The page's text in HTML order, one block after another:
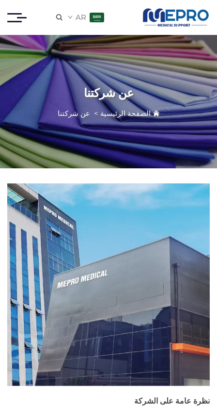
AR

عن شركتنا
الصفحة الرئيسية > عن شركتنا
نظرة عامة على الشركة